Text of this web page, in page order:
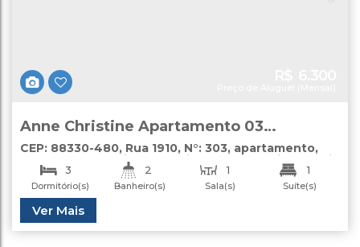
Anne Christine Apartamento 03
Dormitórios Locação Anual Balneário
Camboriú
CEP: 88330-480, Rua 1910, N°: 303, apartamento,
Balneário Camboriú Santa Catarina Brasil
3
Dormitório(s)
2
Banheiro(s)
1
Sala(s)
1
Suíte(s)
1
Vaga(s)
Ver Mais